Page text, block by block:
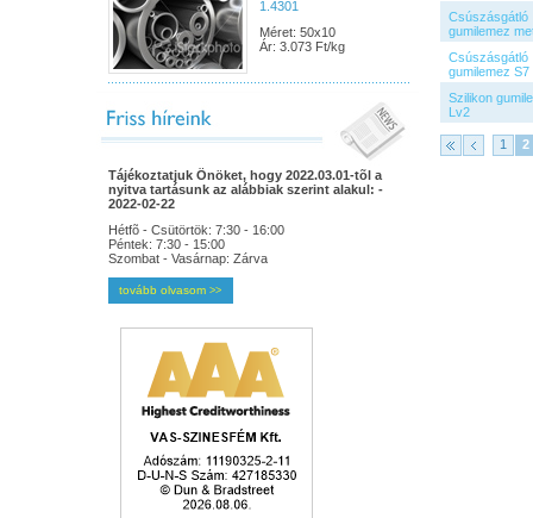
1.4301
Méret: 50x10
Ár: 3.073 Ft/kg
Tájékoztatjuk Önöket, hogy 2022.03.01-tõl a
nyitva tartásunk az alábbiak szerint alakul: -
2022-02-22
Hétfõ - Csütörtök: 7:30 - 16:00
Péntek: 7:30 - 15:00
Szombat - Vasárnap: Zárva
tovább olvasom >>
Csúszásgátló
gumilemez
Csúszásgátló
gumilemez S7
Szilikon
Lv2
1 2